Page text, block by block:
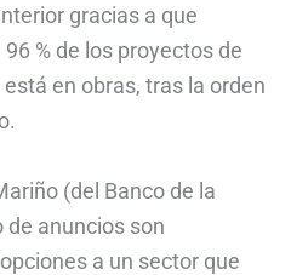
gracias a que
% de los proyectos de
en obras, tras la orden
(del Banco de la
de anuncios son
a un sector que